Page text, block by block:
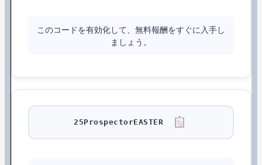
このコードを有効化して、無料報酬をすぐに入手し
ましょう。
25ProspectorEASTER